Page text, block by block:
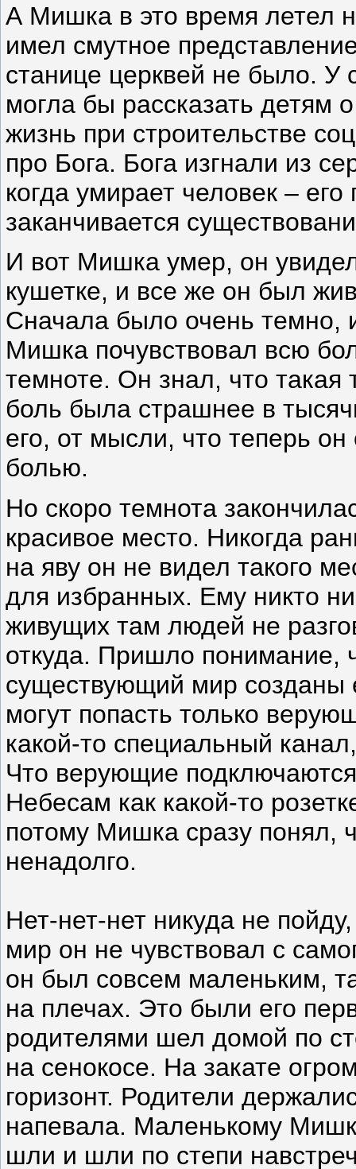
А Мишка в это время летел
имел смутное
станице церквей не было. У
могла бы рассказать детям
жизнь при строительстве
про Бога. Бога изгнали из
когда умирает человек –
заканчивается
И вот Мишка умер, он
кушетке, и все же он был
Сначала было очень
Мишка почувствовал всю
темноте. Он знал, что такая
боль была страшнее в
его, от мысли, что теперь он
болью.
Но скоро темнота
красивое место. Никогда
на яву он не видел такого
для избранных. Ему никто
живущих там людей не
откуда. Пришло понимание,
существующий мир
могут попасть только
какой-то специальный
Что верующие
Небесам как какой-то
потому Мишка сразу понял,
ненадолго.
Нет-нет-нет никуда не
мир он не чувствовал с
он был совсем маленьким,
на плечах. Это были его
родителями шел домой по
на сенокосе. На закате
горизонт. Родители
напевала. Маленькому
шли и шли по степи